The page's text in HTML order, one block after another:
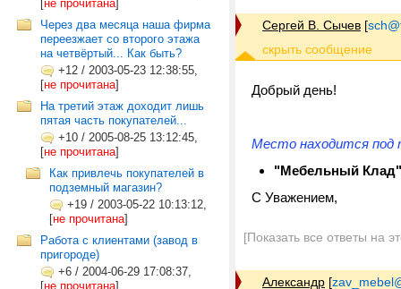
[не прочитана]
Через два месяца наша фирма
переезжает со второго этажа
на четвёртый... Как быть?
+12 / 2003-05-23 12:38:55,
[не прочитана]
На третий этаж доходит лишь
пятая часть покупателей...
+10 / 2005-08-25 13:12:45,
[не прочитана]
Как привлечь покупателей в
подземный магазин?
+19 / 2003-05-22 10:13:12,
[не прочитана]
Работа с клиентами (завод в
пригороде)
+6 / 2004-06-29 17:08:37,
[не прочитана]
Сергей В. Сычев [
Добрый день!
Место находится под
"Мебельный Клад"
С Уважением,
[Показать все ответы на
Александр [